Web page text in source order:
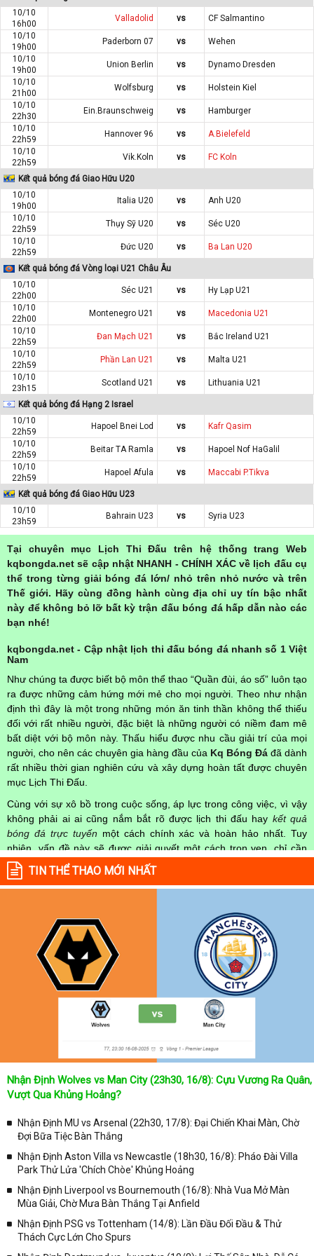
10/10
16h00
Valladolid vs
CF Salmantino
10/10
19h00
Paderborn 07 vs
Wehen
10/10
19h00
Union Berlin vs
Dynamo Dresden
10/10
21h00
Wolfsburg vs
Holstein Kiel
10/10
22h30
Ein.Braunschweig vs
Hamburger
10/10
22h59
Hannover 96 vs
A.Bielefeld
10/10
22h59
Vik.Koln vs FC Koln
Kết quả bóng đá Giao Hữu U20
10/10
19h00
Italia U20 vs
Anh U20
10/10
22h59
Thụy Sỹ U20 vs
Séc U20
10/10
22h59
Đức U20 vs Ba Lan U20
Kết quả bóng đá Vòng loại U21 Châu Âu
10/10
22h00
Séc U21 vs
Hy Lạp U21
10/10
22h00
Montenegro U21 vs
Macedonia U21
10/10
22h59
Đan Mạch U21 vs
Bắc Ireland U21
10/10
22h59
Phần Lan U21 vs
Malta U21
10/10
23h15
Scotland U21 vs Lithuania U21
Kết quả bóng đá Hạng 2 Israel
10/10
22h59
Hapoel Bnei Lod vs
Kafr Qasim
10/10
22h59
Beitar TA Ramla vs
Hapoel Nof HaGalil
10/10
22h59
Hapoel Afula vs Maccabi P.Tikva
Kết quả bóng đá Giao Hữu U23
10/10
23h59
Bahrain U23 vs Syria U23
Tại chuyên mục Lịch Thi Đấu trên hệ thống trang Web
kqbongda.net sẽ cập nhật NHANH - CHÍNH XÁC về lịch đấu cụ
thể trong từng giải bóng đá lớn/ nhỏ trên nhỏ nước và trên
Thế giới. Hãy cùng đồng hành cùng địa chỉ uy tín bậc nhất
này để không bỏ lỡ bất kỳ trận đấu bóng đá hấp dẫn nào các
bạn nhé!
kqbongda.net - Cập nhật lịch thi đấu bóng đá nhanh số 1 Việt
Nam
Như chúng ta được biết bộ môn thể thao “Quần đùi, áo số” luôn tạo
ra được những cảm hứng mới mẻ cho mọi người. Theo như nhận
định thì đây là một trong những món ăn tinh thần không thể thiếu
đối với rất nhiều người, đặc biệt là những người có niềm đam mê
bất diệt với bộ môn này. Thấu hiểu được nhu cầu giải trí của mọi
người, cho nên các chuyên gia hàng đầu của Kq Bóng Đá đã dành
rất nhiều thời gian nghiên cứu và xây dựng hoàn tất được chuyên
mục Lịch Thi Đấu.
Cùng với sự xô bồ trong cuộc sống, áp lực trong công việc, vì vậy
không phải ai ai cũng nắm bắt rõ được lịch thi đấu hay kết quả
bóng đá trực tuyến một cách chính xác và hoàn hảo nhất. Tuy
nhiên, vấn đề này sẽ được giải quyết một cách trọn vẹn, chỉ cần
truy cập vào chuyên mục
Lịch Thi Đấu
mọi người hoàn toàn nắm rõ được chính xác về thời gian các trận
đấu bóng đá Việt Nam hay trên Thế giới diễn ra trong thời gian sắp
cả 2 đội tuyển bóng đá đang đạt được.
Không chỉ dừng lại ở đó, những người hâm mộ bóng đá có thể cập
nhật được chính xác về lịch phát sóng bóng đá được tường thuật
trực tiếp ở trên những kênh truyền hình thể thao lớn nhất hiện nay
như: VTV3, K+, SCTV, Thể thao TV,... Nếu như bạn không muốn
bỏ lỡ bất kỳ một trận đấu bóng đá nào trong từng mùa giải, hãy
thường xuyên vào chuyên mụcLịch Thi Đấutại chuyên trang
để cập nhật thông tin chính xác nhất nhé!
Lịch thi đấu được cập nhật chính xác trong toàn bộ các giải
Tại Lịch Thi Đấu của chuyên trang kqbongda.net
sẽ cập nhanh
chóng và chính xác nhất thời gian từng trận đấu bóng đá diễn ra ở
trong từng giải đấu như:
✓ Giải đấu bóng đá Ngoại hạng Anh;
✓ Giải bóng Cúp C1 Châu Âu;
✓ Giải VĐQG Tây Ban Nha;
✓ VĐQG Đức;
TIN THỂ THAO MỚI NHẤT
Nhận Định Wolves vs Man City (23h30, 16/8): Cựu Vương Ra Quân,
Vượt Qua Khủng Hoảng?
Nhận Định MU vs Arsenal (22h30, 17/8): Đại Chiến Khai Màn, Chờ
Đợi Bữa Tiệc Bàn Thắng
Nhận Định Aston Villa vs Newcastle (18h30, 16/8): Pháo Đài Villa
Park Thử Lửa 'Chích Chòe' Khủng Hoảng
Nhận Định Liverpool vs Bournemouth (16/8): Nhà Vua Mở Màn
Mùa Giải, Chờ Mưa Bàn Thắng Tại Anfield
Nhận Định PSG vs Tottenham (14/8): Lần Đầu Đối Đầu & Thử
Thách Cực Lớn Cho Spurs